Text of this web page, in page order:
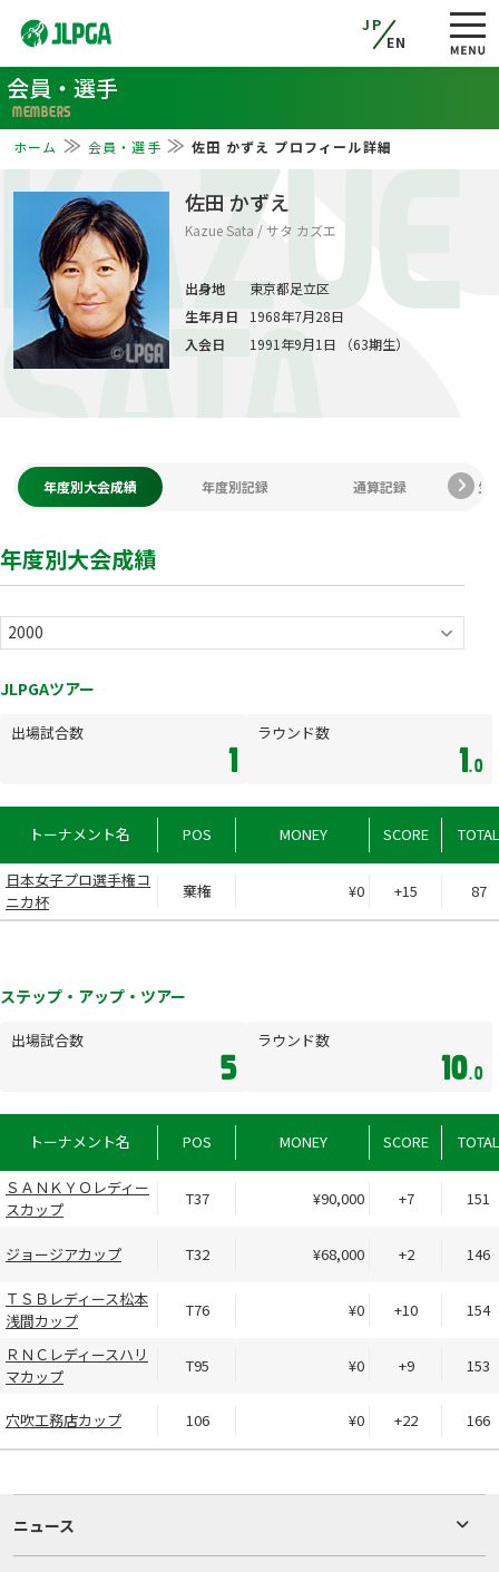
JP
EN
会員・選手
MEMBERS
ホーム 会員・選手 佐田 かずえ プロフィール詳細
KAZUE
SATA
佐田 かずえ
Kazue Sata / サタ カズエ
出身地
東京都足立区
生年月日
1968年7月28日
入会日
1991年9月1日 （63期生）
年度別大会成績 年度別記録 通算記録 生
年度別大会成績
JLPGAツアー
出場試合数
1
ラウンド数
1 .0
トーナメント名 POS MONEY SCORE TOTAL
日本女子プロ選手権コ
ニカ杯
棄権 ¥0 +15 87
ステップ・アップ・ツアー
出場試合数
5
ラウンド数
10.0
トーナメント名 POS MONEY SCORE TOTAL
ＳＡＮＫＹＯレディー
スカップ
T37 ¥90,000 +7 151
ジョージアカップ T32 ¥68,000 +2 146
ＴＳＢレディース松本
浅間カップ
T76 ¥0 +10 154
ＲＮＣレディースハリ
マカップ
T95 ¥0 +9 153
穴吹工務店カップ 106 ¥0 +22 166
ニュース